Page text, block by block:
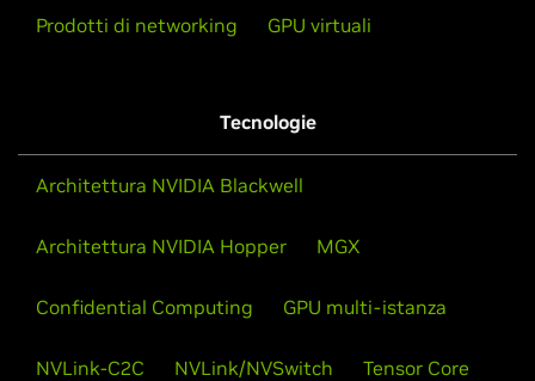
Prodotti di networking GPU virtuali
Tecnologie
Architettura NVIDIA Blackwell
Architettura NVIDIA Hopper MGX
Confidential Computing GPU multi-istanza
NVLink-C2C NVLink/NVSwitch Tensor Core